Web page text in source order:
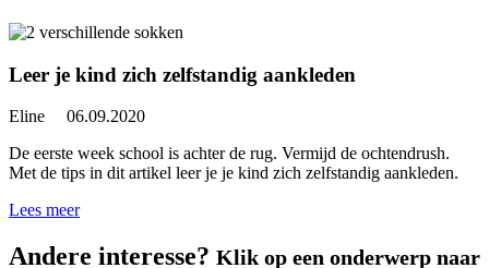
Leer je kind zich zelfstandig aankleden
Eline
06.09.2020
De eerste week school is achter de rug. Vermijd de ochtendrush.
Met de tips in dit artikel leer je je kind zich zelfstandig aankleden.
Lees meer
Andere interesse? Klik op een onderwerp naar